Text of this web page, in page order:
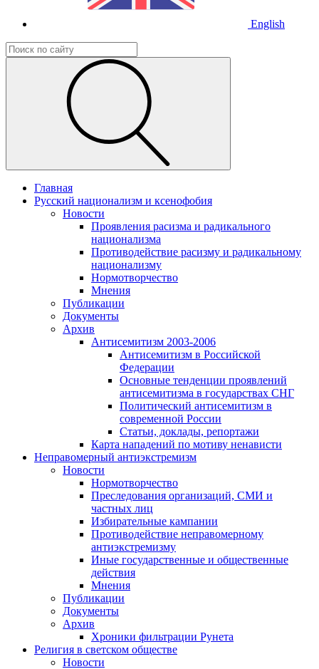
English
Главная
Русский национализм и ксенофобия
Новости
Проявления расизма и радикального
национализма
Противодействие расизму и радикальному
национализму
Нормотворчество
Мнения
Публикации
Документы
Архив
Антисемитизм 2003-2006
Антисемитизм в Российской
Федерации
Основные тенденции проявлений
антисемитизма в государствах СНГ
Политический антисемитизм в
современной России
Статьи, доклады, репортажи
Карта нападений по мотиву ненависти
Неправомерный антиэкстремизм
Новости
Нормотворчество
Преследования организаций, СМИ и
частных лиц
Избирательные кампании
Противодействие неправомерному
антиэкстремизму
Иные государственные и общественные
действия
Мнения
Публикации
Документы
Архив
Хроники фильтрации Рунета
Религия в светском обществе
Новости